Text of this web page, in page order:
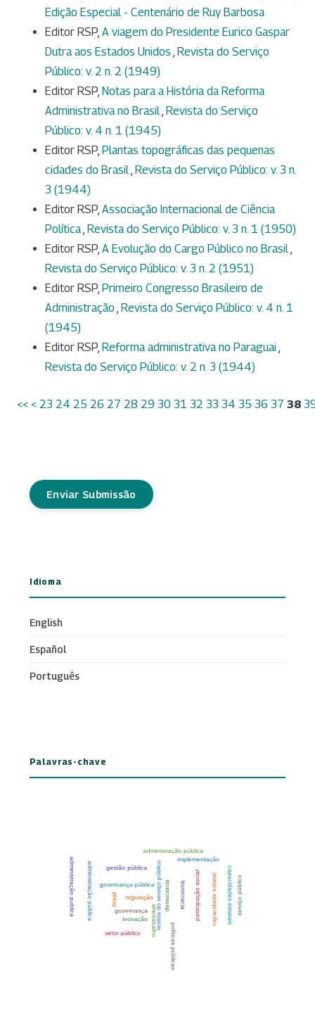
Edição Especial - Centenário de Ruy Barbosa
Editor RSP, A viagem do Presidente Eurico Gaspar
Dutra aos Estados Unidos Revista do Serviço
Público: v. 2 n. 2 (1949)
Editor RSP, Notas para a História da Reforma
Administrativa no Brasil Revista do Serviço
Público: v. 4 n. 1 (1945)
Editor RSP, Plantas topográficas das pequenas
cidades do Brasil Revista do Serviço Público: v. 3 n.
3 (1944)
Editor RSP, Associação Internacional de Ciência
Política Revista do Serviço Público: v. 3 n. 1 (1950)
Editor RSP, A Evolução do Cargo Público no Brasil
Revista do Serviço Público: v. 3 n. 2 (1951)
Editor RSP, Primeiro Congresso Brasileiro de
Administração Revista do Serviço Público: v. 4 n. 1
(1945)
Editor RSP, Reforma administrativa no Paraguai
Revista do Serviço Público: v. 2 n. 3 (1944)
<< < 23 24 25 26 27 28 29 30 31 32 33 34 35 36 37 38
Enviar Submissão
Idioma
English
Español
Português
Palavras-chave